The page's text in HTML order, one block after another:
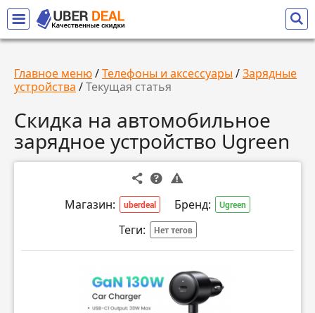
Главное меню/Телефоны и аксессуары /Зарядные
устройства /Текущая статья
Скидка на автомобильное
зарядное устройство Ugreen
Магазин: uberdeal Бренд: Ugreen
Теги: Нет тегов